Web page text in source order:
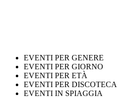
EVENTI PER GENERE
EVENTI PER GIORNO
EVENTI PER ETÀ
EVENTI PER DISCOTECA
EVENTI IN SPIAGGIA